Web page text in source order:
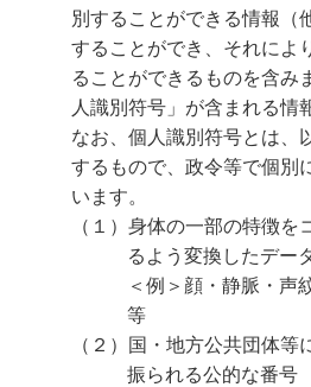
別することができる情報（
することができ、それによ
ることができるものを含み
人識別符号」が含まれる情
なお、個人識別符号とは、
するもので、政令等で個別
います。
（１）身体の一部の特徴を
るよう変換したデー
＜例＞顔・静脈・声
等
（２）国・地方公共団体等
振られる公的な番号